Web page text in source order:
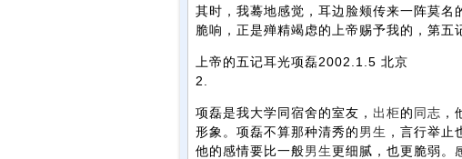
其时，我蓦地感觉，耳边脸颊传来一阵莫
脆响，正是殚精竭虑的上帝赐予我的，第五
上帝的五记耳光项磊2002.1.5 北京
2.
项磊是我大学同宿舍的室友， 出柜的同志 ，
形象。项磊不算那种清秀的男生 ，言行举
他的感情要比一般男生更细腻，也更脆弱。